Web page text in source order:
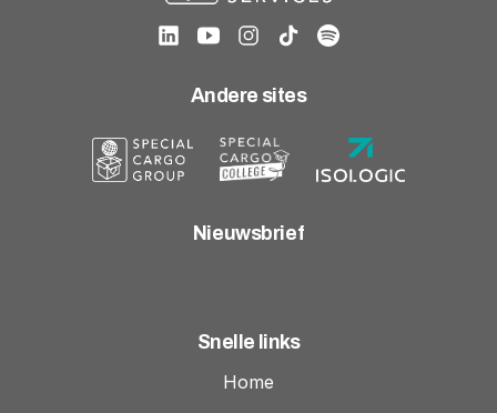
Andere sites
Nieuwsbrief
Snelle links
Home